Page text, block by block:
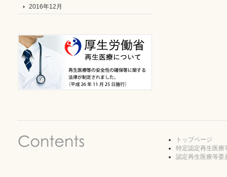
2016年12月
トップページ
特定認定再生医療
認定再生医療等委